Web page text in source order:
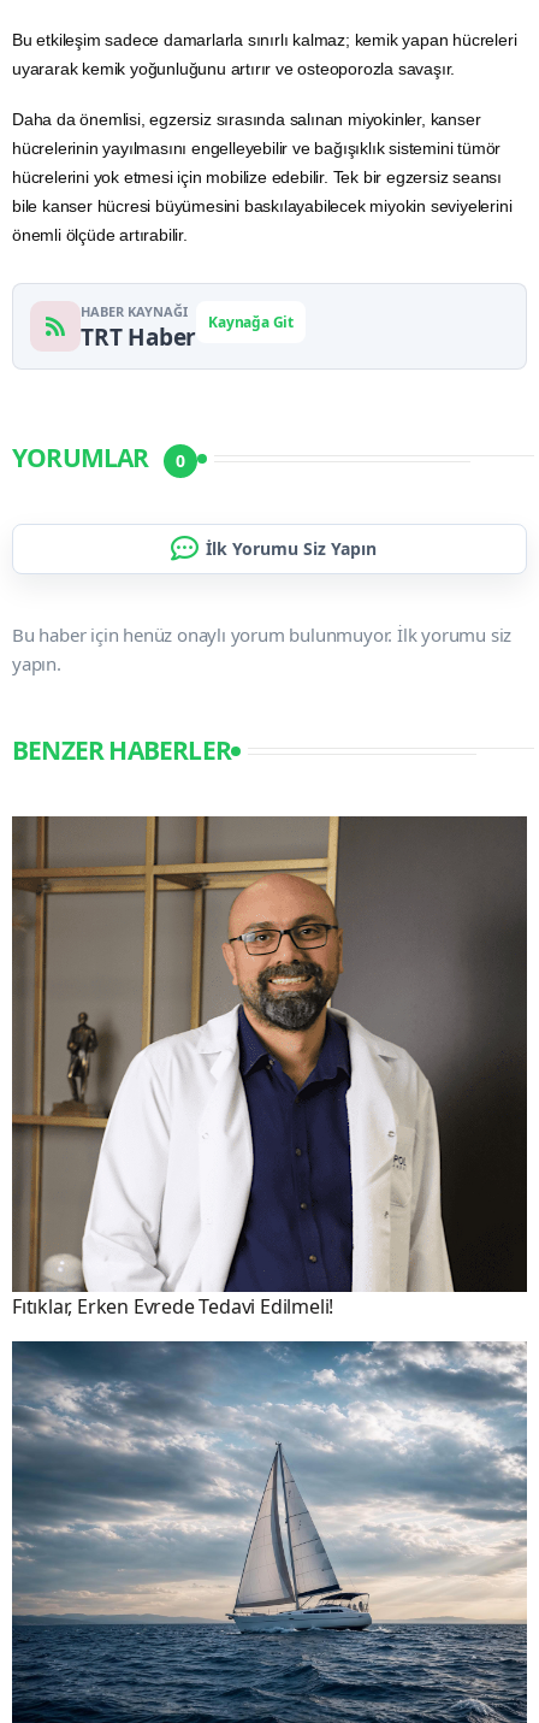
Bu etkileşim sadece damarlarla sınırlı kalmaz; kemik yapan hücreleri
uyararak kemik yoğunluğunu artırır ve osteoporozla savaşır.
Daha da önemlisi, egzersiz sırasında salınan miyokinler, kanser
hücrelerinin yayılmasını engelleyebilir ve bağışıklık sistemini tümör
hücrelerini yok etmesi için mobilize edebilir. Tek bir egzersiz seansı
bile kanser hücresi büyümesini baskılayabilecek miyokin seviyelerini
önemli ölçüde artırabilir.
HABER KAYNAĞI
TRT Haber Kaynağa Git
YORUMLAR 0
İlk Yorumu Siz Yapın
Bu haber için henüz onaylı yorum bulunmuyor. İlk yorumu siz
yapın.
BENZER HABERLER
Fıtıklar, Erken Evrede Tedavi Edilmeli!